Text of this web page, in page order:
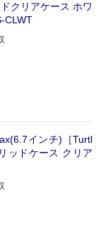
クリアケース ホワ
CLWT
インチ)［Turtl
ッドケース クリア